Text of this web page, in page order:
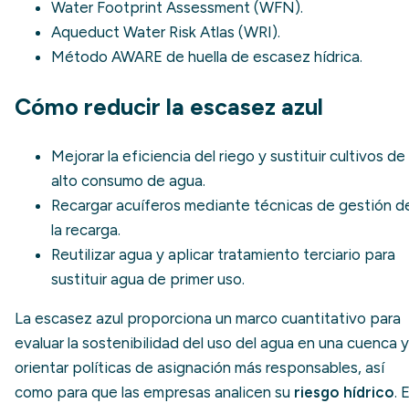
Water Footprint Assessment (WFN).
Aqueduct Water Risk Atlas (WRI).
Método AWARE de huella de escasez hídrica.
Cómo reducir la escasez azul
Mejorar la eficiencia del riego y sustituir cultivos de
alto consumo de agua.
Recargar acuíferos mediante técnicas de gestión
la recarga.
Reutilizar agua y aplicar tratamiento terciario para
sustituir agua de primer uso.
La escasez azul proporciona un marco cuantitativo para
evaluar la sostenibilidad del uso del agua en una cuenca y
orientar políticas de asignación más responsables, así
como para que las empresas analicen su riesgo hídrico.